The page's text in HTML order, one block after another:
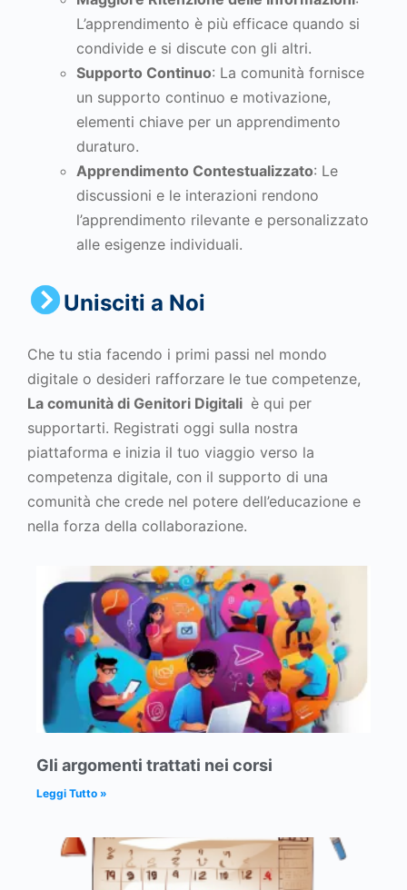
L’apprendimento è più efficace quando si
condivide e si discute con gli altri.
Supporto Continuo: La comunità fornisce
un supporto continuo e motivazione,
elementi chiave per un apprendimento
duraturo.
Apprendimento Contestualizzato: Le
discussioni e le interazioni rendono
l’apprendimento rilevante e personalizzato
alle esigenze individuali.
Unisciti a Noi
Che tu stia facendo i primi passi nel mondo
digitale o desideri rafforzare le tue competenze,
La comunità di Genitori Digitali è qui per
supportarti. Registrati oggi sulla nostra
piattaforma e inizia il tuo viaggio verso la
competenza digitale, con il supporto di una
comunità che crede nel potere dell’educazione e
nella forza della collaborazione.
Gli argomenti trattati nei corsi
Leggi Tutto »